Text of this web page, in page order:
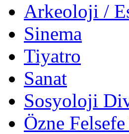
Arkeoloji /
Sinema
Tiyatro
Sanat
Sosyoloji
Özne